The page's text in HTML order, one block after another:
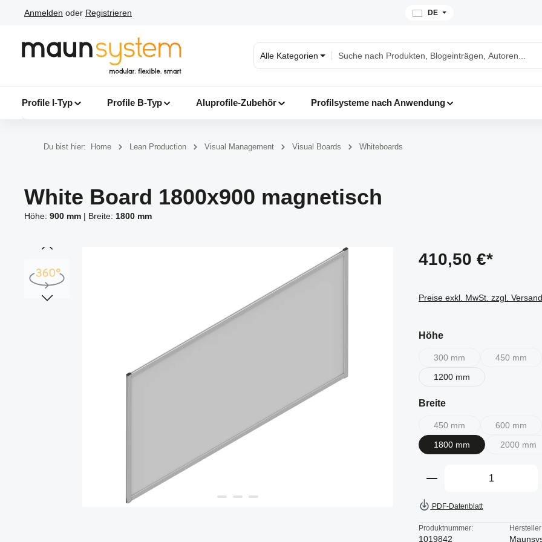
Hauptinhalt springen
Zur Suche springen
Zur Hauptnavigation springen
Anmelden oder Registrieren DE
Alle Kategorien
Profile I-Typ Profile B-Typ Aluprofile-Zubehör Profilsysteme nach Anwendung
Du bist hier: Home Lean Production Visual Management Visual Boards Whiteboards
White Board 1800x900 magnetisch
Höhe: 900 mm | Breite: 1800 mm
410,50 €*
Preise exkl. MwSt. zzgl.
Höheauswählen
300 mm 450 mm
(Diese
1200 mm
Breiteauswählen
450 mm 600 mm
1800 mm 2000 mm
Produkt Anzahl:
PDF-Datenblatt
Produktnummer:
1019842